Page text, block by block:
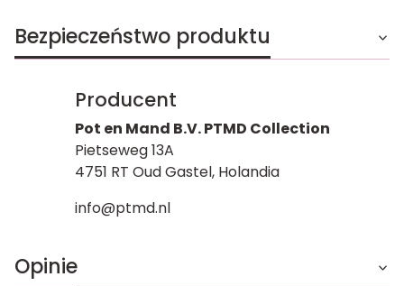
Bezpieczeństwo produktu
Producent
Pot en Mand B.V. PTMD Collection
Pietseweg 13A
4751 RT Oud Gastel, Holandia
info@ptmd.nl
Opinie